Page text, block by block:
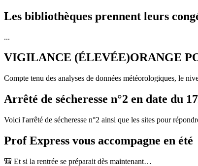
Les bibliothèques prennent leurs
...
VIGILANCE (ÉLEVÉE)ORANGE
Compte tenu des analyses de données météorologiques, le
Arrêté de sécheresse n°2 en date du
Voici l'arrêté de sécheresse n°2 ainsi que les sites pour
Prof Express vous accompagne en été
🎒 Et si la rentrée se préparait dès maintenant…